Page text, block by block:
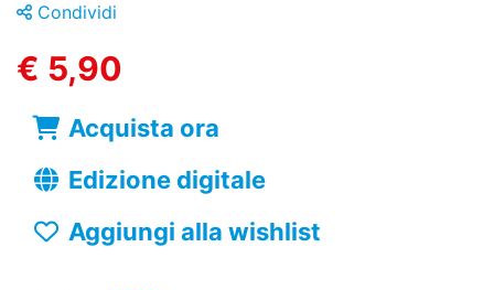
Condividi
€ 5,90
Acquista ora
Edizione digitale
Aggiungi alla wishlist